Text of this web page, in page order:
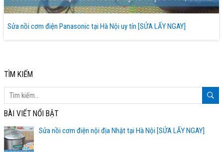
Sửa nồi cơm điện Panasonic tại Hà Nội uy tín [SỬA LẤY NGAY]
TÌM KIẾM
BÀI VIẾT NỔI BẬT
Sửa nồi cơm điện nội địa Nhật tại Hà Nội [SỬA LẤY NGAY]